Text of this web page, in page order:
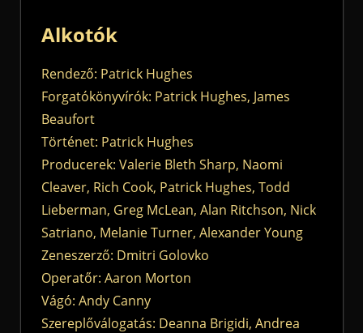
Alkotók
Rendező: Patrick Hughes
Forgatókönyvírók: Patrick Hughes, James
Beaufort
Történet: Patrick Hughes
Producerek: Valerie Bleth Sharp, Naomi
Cleaver, Rich Cook, Patrick Hughes, Todd
Lieberman, Greg McLean, Alan Ritchson, Nick
Satriano, Melanie Turner, Alexander Young
Zeneszerző: Dmitri Golovko
Operatőr: Aaron Morton
Vágó: Andy Canny
Szereplőválogatás: Deanna Brigidi, Andrea